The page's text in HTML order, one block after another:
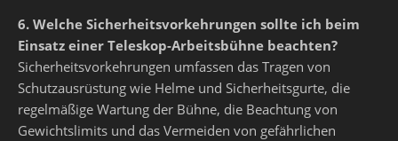
6. Welche Sicherheitsvorkehrungen sollte ich beim
Einsatz einer Teleskop-Arbeitsbühne beachten?
Sicherheitsvorkehrungen umfassen das Tragen von
Schutzausrüstung wie Helme und Sicherheitsgurte, die
regelmäßige Wartung der Bühne, die Beachtung von
Gewichtslimits und das Vermeiden von gefährlichen